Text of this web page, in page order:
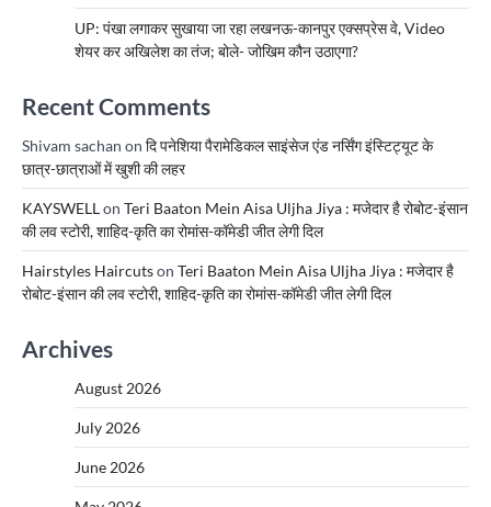
UP: पंखा लगाकर सुखाया जा रहा लखनऊ-कानपुर एक्सप्रेस वे, Video
शेयर कर अखिलेश का तंज; बोले- जोखिम कौन उठाएगा?
Recent Comments
Shivam sachan on दि पनेशिया पैरामेडिकल साइंसेज एंड नर्सिंग इंस्टिट्यूट के
छात्र-छात्राओं में खुशी की लहर
KAYSWELLon Teri Baaton Mein Aisa Uljha Jiya : मजेदार है रोबोट-इंसान
की लव स्टोरी, शाहिद-कृति का रोमांस-कॉमेडी जीत लेगी दिल
Hairstyles Haircutson Teri Baaton Mein Aisa Uljha Jiya : मजेदार है
रोबोट-इंसान की लव स्टोरी, शाहिद-कृति का रोमांस-कॉमेडी जीत लेगी दिल
Archives
August 2026
July 2026
June 2026